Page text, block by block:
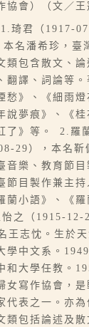
協會）（文／王
1.琦君（1917-
名潘希珍，臺
類包含散文、論
翻譯、詞論等。
愁》、《細雨燈
說夢痕》、《
了》等。 2.羅
29），本名靳
音樂、教育節目
節目製作兼主持
蘭小語》、《羅
之（1915-12-
王志忱。生於
學中文系。
和大學任教。
女寫作協會，是
代表之一。亦為
類包括論述及